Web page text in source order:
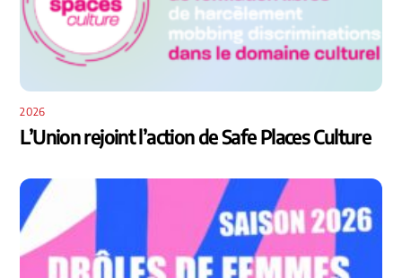
2026
L’Union rejoint l’action de Safe Places Culture